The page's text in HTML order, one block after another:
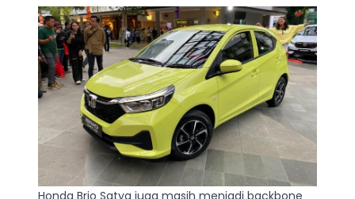
Honda Brio Satya juga masih menjadi backbone